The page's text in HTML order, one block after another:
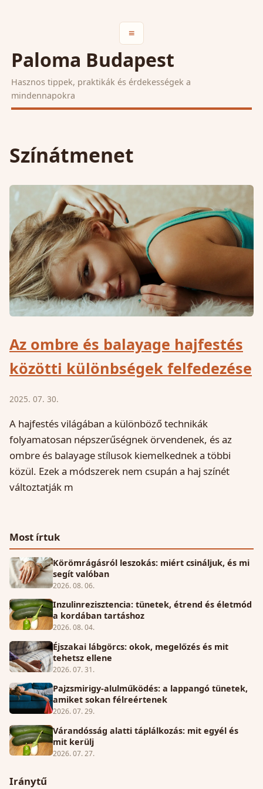
≡
Paloma Budapest
Hasznos tippek, praktikák és érdekességek a
mindennapokra
Színátmenet
Az ombre és balayage hajfestés
közötti különbségek felfedezése
2025. 07. 30.
A hajfestés világában a különböző technikák
folyamatosan népszerűségnek örvendenek, és az
ombre és balayage stílusok kiemelkednek a többi
közül. Ezek a módszerek nem csupán a haj színét
változtatják m
Most írtuk
Körömrágásról leszokás: miért csináljuk, és mi
segít valóban
2026. 08. 06.
Inzulinrezisztencia: tünetek, étrend és életmód
a kordában tartáshoz
2026. 08. 04.
Éjszakai lábgörcs: okok, megelőzés és mit
tehetsz ellene
2026. 07. 31.
Pajzsmirigy-alulműködés: a lappangó tünetek,
amiket sokan félreértenek
2026. 07. 29.
Várandósság alatti táplálkozás: mit egyél és
mit kerülj
2026. 07. 27.
Iránytű